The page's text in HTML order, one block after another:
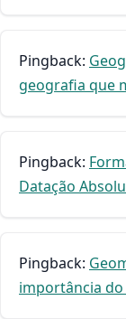
Pingback:
geografia que
Pingback:
Datação
Pingback:
importância